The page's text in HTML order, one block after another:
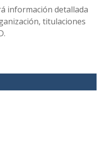
información detallada
titulaciones